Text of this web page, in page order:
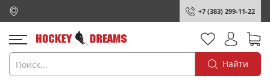
+7 (383) 299-11-22
Найти